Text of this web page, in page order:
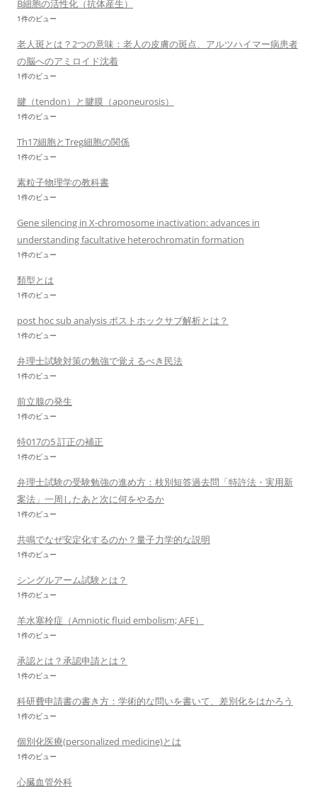
B細胞の活性化（抗体産生）
1件のビュー
老人斑とは？2つの意味：老人の皮膚の斑点、アルツハイマー病患者
の脳へのアミロイド沈着
1件のビュー
腱（tendon）と腱膜（aponeurosis）
1件のビュー
Th17細胞とTreg細胞の関係
1件のビュー
素粒子物理学の教科書
1件のビュー
Gene silencing in X-chromosome inactivation: advances in
understanding facultative heterochromatin formation
1件のビュー
類型とは
1件のビュー
post hoc sub analysis ポストホックサブ解析とは？
1件のビュー
弁理士試験対策の勉強で覚えるべき民法
1件のビュー
前立腺の発生
1件のビュー
特017の5 訂正の補正
1件のビュー
弁理士試験の受験勉強の進め方：枝別短答過去問「特許法・実用新
案法」一周したあと次に何をやるか
1件のビュー
共鳴でなぜ安定化するのか？量子力学的な説明
1件のビュー
シングルアーム試験とは？
1件のビュー
羊水塞栓症（Amniotic fluid embolism; AFE）
1件のビュー
承認とは？承認申請とは？
1件のビュー
科研費申請書の書き方：学術的な問いを書いて、差別化をはかろう
1件のビュー
個別化医療(personalized medicine)とは
1件のビュー
心臓血管外科